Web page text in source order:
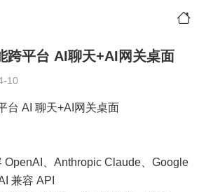
跨平台 AI聊天+AI网关桌面
10
台 AI 聊天+AI网关桌面
、Anthropic Claude、Google
兼容 API